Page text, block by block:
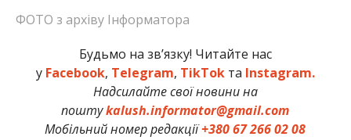
ФОТО з архіву Інформатора
Будьмо на зв’язку! Читайте нас
у Facebook, Telegram, TikTokта Instagram.
Надсилайте свої новини на
поштуkalush.informator@gmail.com
Мобільний номер редакції+380 67 266 02 08